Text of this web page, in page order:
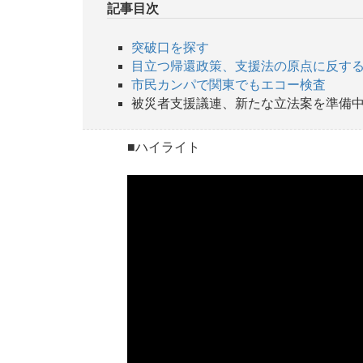
記事目次
突破口を探す
目立つ帰還政策、支援法の原点に反す
市民カンパで関東でもエコー検査
被災者支援議連、新たな立法案を準備
■ハイライト